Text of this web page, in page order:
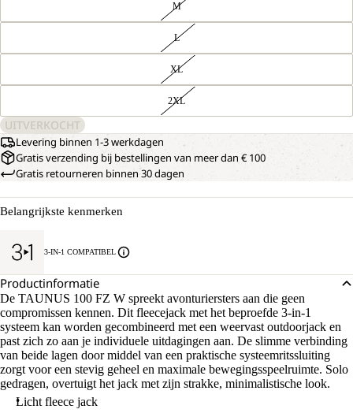
M
L
XL
2XL
UITVERKOCHT
Levering binnen 1-3 werkdagen
Gratis verzending bij bestellingen van meer dan € 100
Gratis retourneren binnen 30 dagen
Belangrijkste kenmerken
3-IN-1 COMPATIBEL
Productinformatie
De TAUNUS 100 FZ W spreekt avonturiersters aan die geen
compromissen kennen. Dit fleecejack met het beproefde 3-in-1
systeem kan worden gecombineerd met een weervast outdoorjack en
past zich zo aan je individuele uitdagingen aan. De slimme verbinding
van beide lagen door middel van een praktische systeemritssluiting
zorgt voor een stevig geheel en maximale bewegingsspeelruimte. Solo
gedragen, overtuigt het jack met zijn strakke, minimalistische look.
Licht fleece jack